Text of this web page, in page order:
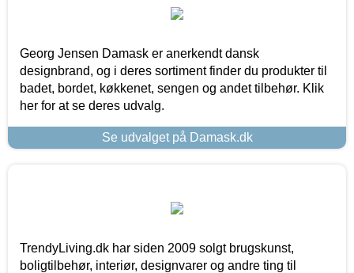
Georg Jensen Damask er anerkendt dansk
designbrand, og i deres sortiment finder du produkter til
badet, bordet, køkkenet, sengen og andet tilbehør. Klik
her for at se deres udvalg.
Se udvalget på Damask.dk
TrendyLiving.dk har siden 2009 solgt brugskunst,
boligtilbehør, interiør, designvarer og andre ting til